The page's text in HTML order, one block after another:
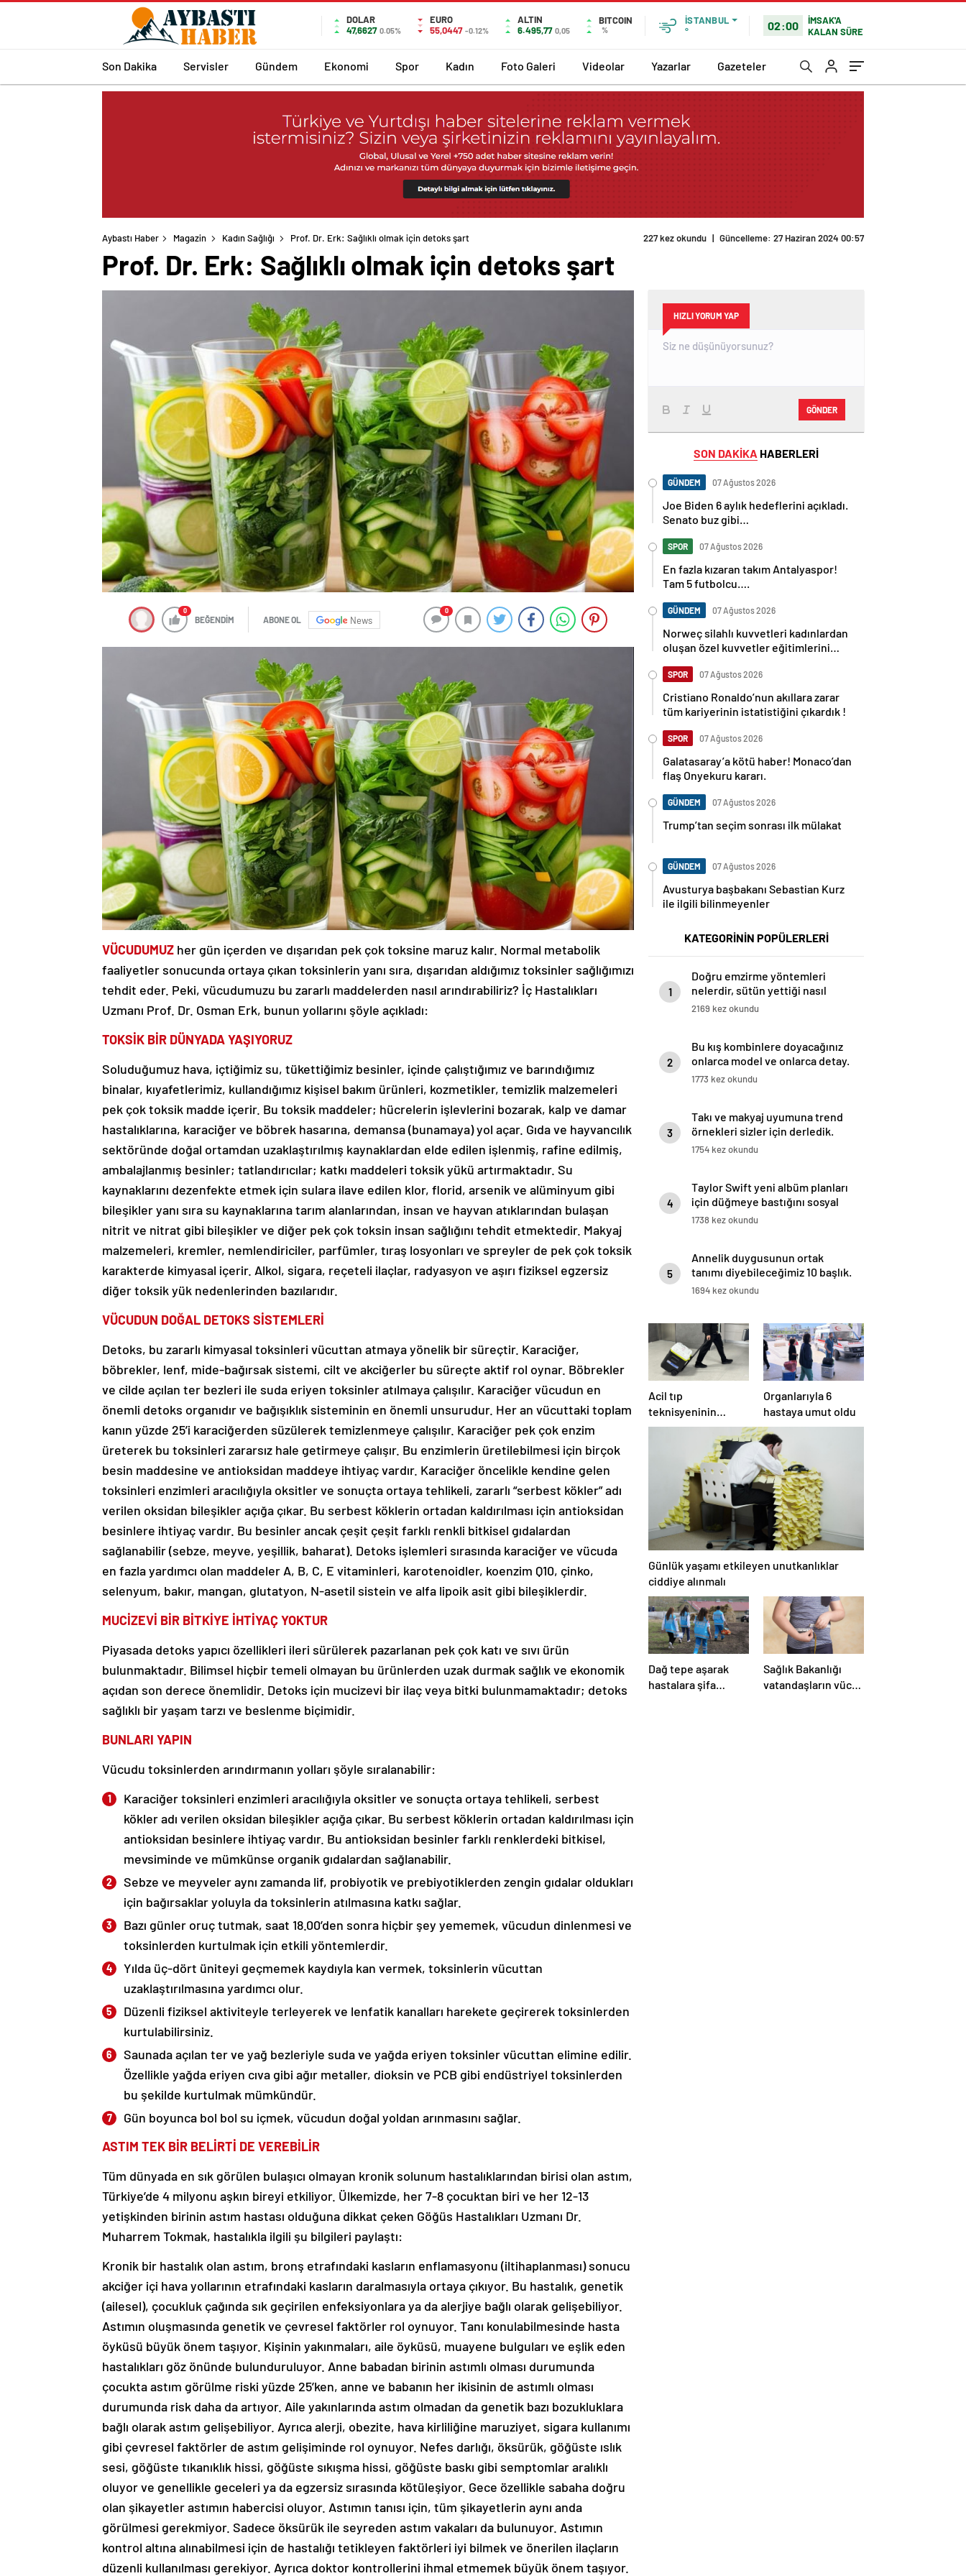
DOLAR
47,6627 0.05%
EURO
55,0447 -0.12%
ALTIN
6.495,77 0,05
BITCOIN
%
İSTANBUL
°
02:00
İMSAK'A
KALAN SÜRE
Son Dakika Servisler Gündem Ekonomi Spor Kadın Foto Galeri Videolar Yazarlar Gazeteler
Aybastı Haber Magazin Kadın Sağlığı Prof. Dr. Erk: Sağlıklı olmak için detoks şart
Prof. Dr. Erk: Sağlıklı olmak için detoks şart
0
BEĞENDİM ABONE OL News
0
VÜCUDUMUZ her gün içerden ve dışarıdan pek çok toksine maruz kalır. Normal metabolik
faaliyetler sonucunda ortaya çıkan toksinlerin yanı sıra, dışarıdan aldığımız toksinler sağlığımızı
tehdit eder. Peki, vücudumuzu bu zararlı maddelerden nasıl arındırabiliriz? İç Hastalıkları
Uzmanı Prof. Dr. Osman Erk, bunun yollarını şöyle açıkladı:
TOKSİK BİR DÜNYADA YAŞIYORUZ
Soluduğumuz hava, içtiğimiz su, tükettiğimiz besinler, içinde çalıştığımız ve barındığımız
binalar, kıyafetlerimiz, kullandığımız kişisel bakım ürünleri, kozmetikler, temizlik malzemeleri
pek çok toksik madde içerir. Bu toksik maddeler; hücrelerin işlevlerini bozarak, kalp ve damar
hastalıklarına, karaciğer ve böbrek hasarına, demansa (bunamaya) yol açar. Gıda ve hayvancılık
sektöründe doğal ortamdan uzaklaştırılmış kaynaklardan elde edilen işlenmiş, rafine edilmiş,
ambalajlanmış besinler; tatlandırıcılar; katkı maddeleri toksik yükü artırmaktadır. Su
kaynaklarını dezenfekte etmek için sulara ilave edilen klor, florid, arsenik ve alüminyum gibi
bileşikler yanı sıra su kaynaklarına tarım alanlarından, insan ve hayvan atıklarından bulaşan
nitrit ve nitrat gibi bileşikler ve diğer pek çok toksin insan sağlığını tehdit etmektedir. Makyaj
malzemeleri, kremler, nemlendiriciler, parfümler, tıraş losyonları ve spreyler de pek çok toksik
karakterde kimyasal içerir. Alkol, sigara, reçeteli ilaçlar, radyasyon ve aşırı fiziksel egzersiz
diğer toksik yük nedenlerinden bazılarıdır.
VÜCUDUN DOĞAL DETOKS SİSTEMLERİ
Detoks, bu zararlı kimyasal toksinleri vücuttan atmaya yönelik bir süreçtir. Karaciğer,
böbrekler, lenf, mide-bağırsak sistemi, cilt ve akciğerler bu süreçte aktif rol oynar. Böbrekler
ve cilde açılan ter bezleri ile suda eriyen toksinler atılmaya çalışılır. Karaciğer vücudun en
önemli detoks organıdır ve bağışıklık sisteminin en önemli unsurudur. Her an vücuttaki toplam
kanın yüzde 25’i karaciğerden süzülerek temizlenmeye çalışılır. Karaciğer pek çok enzim
üreterek bu toksinleri zararsız hale getirmeye çalışır. Bu enzimlerin üretilebilmesi için birçok
besin maddesine ve antioksidan maddeye ihtiyaç vardır. Karaciğer öncelikle kendine gelen
toksinleri enzimleri aracılığıyla oksitler ve sonuçta ortaya tehlikeli, zararlı “serbest kökler” adı
verilen oksidan bileşikler açığa çıkar. Bu serbest köklerin ortadan kaldırılması için antioksidan
besinlere ihtiyaç vardır. Bu besinler ancak çeşit çeşit farklı renkli bitkisel gıdalardan
sağlanabilir (sebze, meyve, yeşillik, baharat). Detoks işlemleri sırasında karaciğer ve vücuda
en fazla yardımcı olan maddeler A, B, C, E vitaminleri, karotenoidler, koenzim Q10, çinko,
selenyum, bakır, mangan, glutatyon, N-asetil sistein ve alfa lipoik asit gibi bileşiklerdir.
MUCİZEVİ BİR BİTKİYE İHTİYAÇ YOKTUR
Piyasada detoks yapıcı özellikleri ileri sürülerek pazarlanan pek çok katı ve sıvı ürün
bulunmaktadır. Bilimsel hiçbir temeli olmayan bu ürünlerden uzak durmak sağlık ve ekonomik
açıdan son derece önemlidir. Detoks için mucizevi bir ilaç veya bitki bulunmamaktadır; detoks
sağlıklı bir yaşam tarzı ve beslenme biçimidir.
BUNLARI YAPIN
Vücudu toksinlerden arındırmanın yolları şöyle sıralanabilir:
Karaciğer toksinleri enzimleri aracılığıyla oksitler ve sonuçta ortaya tehlikeli, serbest
kökler adı verilen oksidan bileşikler açığa çıkar. Bu serbest köklerin ortadan kaldırılması için
antioksidan besinlere ihtiyaç vardır. Bu antioksidan besinler farklı renklerdeki bitkisel,
mevsiminde ve mümkünse organik gıdalardan sağlanabilir.
Sebze ve meyveler aynı zamanda lif, probiyotik ve prebiyotiklerden zengin gıdalar oldukları
için bağırsaklar yoluyla da toksinlerin atılmasına katkı sağlar.
Bazı günler oruç tutmak, saat 18.00’den sonra hiçbir şey yememek, vücudun dinlenmesi ve
toksinlerden kurtulmak için etkili yöntemlerdir.
Yılda üç-dört üniteyi geçmemek kaydıyla kan vermek, toksinlerin vücuttan
uzaklaştırılmasına yardımcı olur.
Düzenli fiziksel aktiviteyle terleyerek ve lenfatik kanalları harekete geçirerek toksinlerden
kurtulabilirsiniz.
Saunada açılan ter ve yağ bezleriyle suda ve yağda eriyen toksinler vücuttan elimine edilir.
Özellikle yağda eriyen cıva gibi ağır metaller, dioksin ve PCB gibi endüstriyel toksinlerden
bu şekilde kurtulmak mümkündür.
Gün boyunca bol bol su içmek, vücudun doğal yoldan arınmasını sağlar.
ASTIM TEK BİR BELİRTİ DE VEREBİLİR
Tüm dünyada en sık görülen bulaşıcı olmayan kronik solunum hastalıklarından birisi olan astım,
Türkiye’de 4 milyonu aşkın bireyi etkiliyor. Ülkemizde, her 7-8 çocuktan biri ve her 12-13
yetişkinden birinin astım hastası olduğuna dikkat çeken Göğüs Hastalıkları Uzmanı Dr.
Muharrem Tokmak, hastalıkla ilgili şu bilgileri paylaştı:
Kronik bir hastalık olan astım, bronş etrafındaki kasların enflamasyonu (iltihaplanması) sonucu
akciğer içi hava yollarının etrafındaki kasların daralmasıyla ortaya çıkıyor. Bu hastalık, genetik
(ailesel), çocukluk çağında sık geçirilen enfeksiyonlara ya da alerjiye bağlı olarak gelişebiliyor.
Astımın oluşmasında genetik ve çevresel faktörler rol oynuyor. Tanı konulabilmesinde hasta
öyküsü büyük önem taşıyor. Kişinin yakınmaları, aile öyküsü, muayene bulguları ve eşlik eden
hastalıkları göz önünde bulunduruluyor. Anne babadan birinin astımlı olması durumunda
çocukta astım görülme riski yüzde 25’ken, anne ve babanın her ikisinin de astımlı olması
durumunda risk daha da artıyor. Aile yakınlarında astım olmadan da genetik bazı bozukluklara
bağlı olarak astım gelişebiliyor. Ayrıca alerji, obezite, hava kirliliğine maruziyet, sigara kullanımı
gibi çevresel faktörler de astım gelişiminde rol oynuyor. Nefes darlığı, öksürük, göğüste ıslık
sesi, göğüste tıkanıklık hissi, göğüste sıkışma hissi, göğüste baskı gibi semptomlar aralıklı
oluyor ve genellikle geceleri ya da egzersiz sırasında kötüleşiyor. Gece özellikle sabaha doğru
olan şikayetler astımın habercisi oluyor. Astımın tanısı için, tüm şikayetlerin aynı anda
görülmesi gerekmiyor. Sadece öksürük ile seyreden astım vakaları da bulunuyor. Astımın
kontrol altına alınabilmesi için de hastalığı tetikleyen faktörleri iyi bilmek ve önerilen ilaçların
düzenli kullanılması gerekiyor. Ayrıca doktor kontrollerini ihmal etmemek büyük önem taşıyor.
HIZLI YORUM YAP
GÖNDER
SON DAKİKA HABERLERİ
GÜNDEM 07 Ağustos 2026
Joe Biden 6 aylık hedeflerini açıkladı.
Senato buz gibi…
SPOR 07 Ağustos 2026
En fazla kızaran takım Antalyaspor!
Tam 5 futbolcu….
GÜNDEM 07 Ağustos 2026
Norweç silahlı kuvvetleri kadınlardan
oluşan özel kuvvetler eğitimlerini
SPOR 07 Ağustos 2026
Cristiano Ronaldo’nun akıllara zarar
tüm kariyerinin istatistiğini çıkardık !
SPOR 07 Ağustos 2026
Galatasaray’a kötü haber! Monaco’dan
flaş Onyekuru kararı.
GÜNDEM 07 Ağustos 2026
Trump’tan seçim sonrası ilk mülakat
GÜNDEM 07 Ağustos 2026
Avusturya başbakanı Sebastian Kurz
ile ilgili bilinmeyenler
KATEGORİNİN POPÜLERLERİ
1
Doğru emzirme yöntemleri
nelerdir, sütün yettiği nasıl
anlaşılır?
2169 kez okundu
2
Bu kış kombinlere doyacağınız
onlarca model ve onlarca detay.
1773 kez okundu
3
Takı ve makyaj uyumuna trend
örnekleri sizler için derledik.
1754 kez okundu
4
Taylor Swift yeni albüm planları
için düğmeye bastığını sosyal
medyadan duyurdu!
1738 kez okundu
5
Annelik duygusunun ortak
tanımı diyebileceğimiz 10 başlık.
1694 kez okundu
Acil tıp
teknisyeninin
organları 4 hastaya
Organlarıyla 6
hastaya umut oldu
Günlük yaşamı etkileyen unutkanlıklar
ciddiye alınmalı
Dağ tepe aşarak
hastalara şifa
Sağlık Bakanlığı
vatandaşların vücut